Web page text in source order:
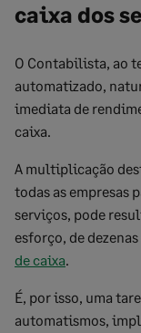
caixa dos
O Contabilista, ao
automatizado,
imediata de
caixa.
A multiplicação
todas as empresas
serviços, pode
esforço, de
de caixa.
É, por isso, uma
automatismos,